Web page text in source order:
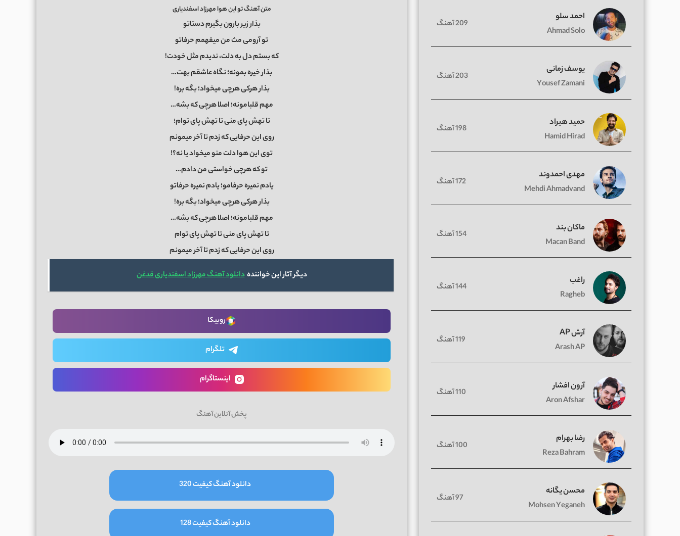
متن آهنگ تو این هوا مهرزاد اسفندیاری
بذار زیر بارون بگیرم دستاتو
تو آرومی مث من میفهمم حرفاتو
که بستم دل به دلت، ندیدم مثل خودت!
بذار خیره بمونه؛ نگاه عاشقم بهت…
بذار هرکی هرچی میخواد؛ بگه بره!
مهم قلبامونه؛ اصلا هرچی که بشه…
تا تهش پای منی تا تهش پای توام؛
روی این حرفایی که زدم تا آخر میمونم
توی این هوا دلت منو میخواد یا نه؟!
تو که هرچی خواستی من دادم…
یادم نمیره حرفامو؛ یادم نمیره حرفاتو
بذار هرکی هرچی میخواد؛ بگه بره!
مهم قلبامونه؛ اصلا هرچی که بشه…
تا تهش پای منی تا تهش پای توام
روی این حرفایی که زدم تا آخر میمونم
دیگر آثار این خوانندهدانلود آهنگ مهرزاد اسفندياری قدغن
روبیکا
تلگرام
اینستاگرام
پخش آنلاین آهنگ
دانلود آهنگ کیفیت 320
دانلود آهنگ کیفیت 128
احمد سلو
Ahmad Solo
209 آهنگ
یوسف زمانی
Yousef Zamani
203 آهنگ
حمید هیراد
Hamid Hirad
198 آهنگ
مهدی احمدوند
Mehdi Ahmadvand
172 آهنگ
ماکان بند
Macan Band
154 آهنگ
راغب
Ragheb
144 آهنگ
آرش AP
Arash AP
119 آهنگ
آرون افشار
Aron Afshar
110 آهنگ
رضا بهرام
Reza Bahram
100 آهنگ
محسن یگانه
Mohsen Yeganeh
97 آهنگ